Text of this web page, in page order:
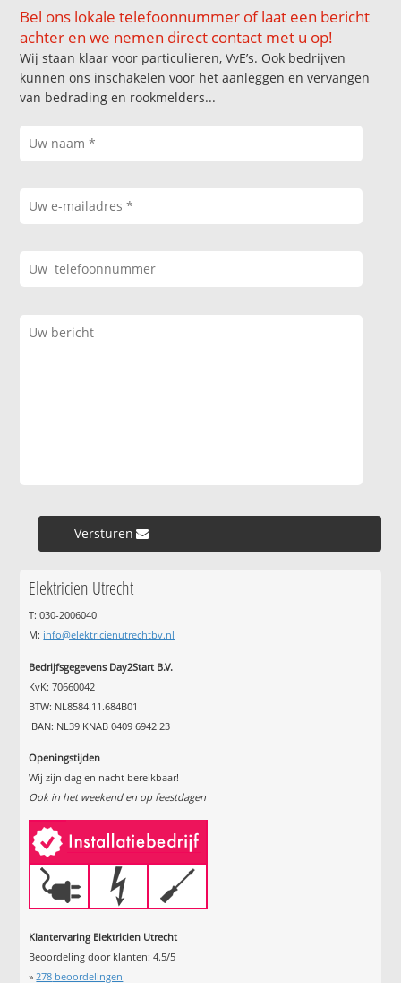
Bel ons lokale telefoonnummer of laat een bericht
achter en we nemen direct contact met u op!
Wij staan klaar voor particulieren, VvE’s. Ook bedrijven
kunnen ons inschakelen voor het aanleggen en vervangen
van bedrading en rookmelders...
Versturen »
Elektricien Utrecht
T: 030-2006040
M: info@elektricienutrechtbv.nl
Bedrijfsgegevens Day2Start B.V.
KvK: 70660042
BTW: NL8584.11.684B01
IBAN: NL39 KNAB 0409 6942 23
Openingstijden
Wij zijn dag en nacht bereikbaar!
Ook in het weekend en op feestdagen
Klantervaring Elektricien Utrecht
Beoordeling door klanten:4.5/5
» 278 beoordelingen